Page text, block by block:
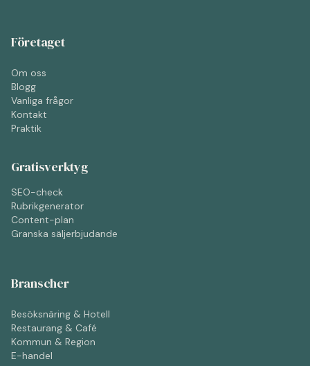
Företaget
Om oss
Blogg
Vanliga frågor
Kontakt
Praktik
Gratisverktyg
SEO-check
Rubrikgenerator
Content-plan
Granska säljerbjudande
Branscher
Besöksnäring & Hotell
Restaurang & Café
Kommun & Region
E-handel